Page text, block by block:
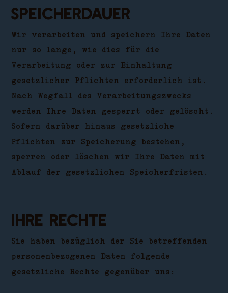
Speicherdauer
Wir verarbeiten und speichern Ihre Daten
nur so lange, wie dies für die
Verarbeitung oder zur Einhaltung
gesetzlicher Pflichten erforderlich ist.
Nach Wegfall des Verarbeitungszwecks
werden Ihre Daten gesperrt oder gelöscht.
Sofern darüber hinaus gesetzliche
Pflichten zur Speicherung bestehen,
sperren oder löschen wir Ihre Daten mit
Ablauf der gesetzlichen Speicherfristen.
Ihre Rechte
Sie haben bezüglich der Sie betreffenden
personenbezogenen Daten folgende
gesetzliche Rechte gegenüber uns: